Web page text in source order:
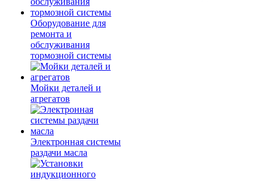
Оборудование для
ремонта и
обслуживания
тормозной системы
Мойки деталей и
агрегатов
Электронная системы
раздачи масла